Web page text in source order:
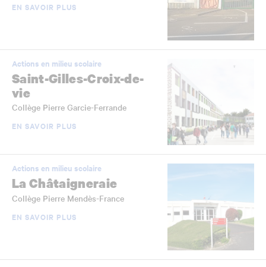
EN SAVOIR PLUS
Actions en milieu scolaire
Saint-Gilles-Croix-de-
vie
Collège Pierre Garcie-Ferrande
EN SAVOIR PLUS
Actions en milieu scolaire
La Châtaigneraie
Collège Pierre Mendès-France
EN SAVOIR PLUS